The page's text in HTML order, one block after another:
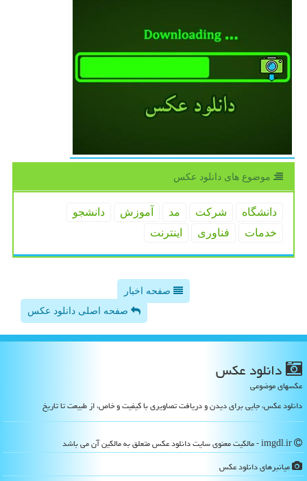
موضوع های دانلود عكس
دانشگاه شركت مد آموزش
دانشجو
خدمات
فناوری اینترنت
صفحه اخبار
صفحه اصلی دانلود عکس
دانلود عكس
عکسهای موضوعی
دانلود عکس، جایی برای دیدن و دریافت تصاویری با کیفیت و خاص، از طبیعت تا تاریخ
میانبرهای دانلود عكس